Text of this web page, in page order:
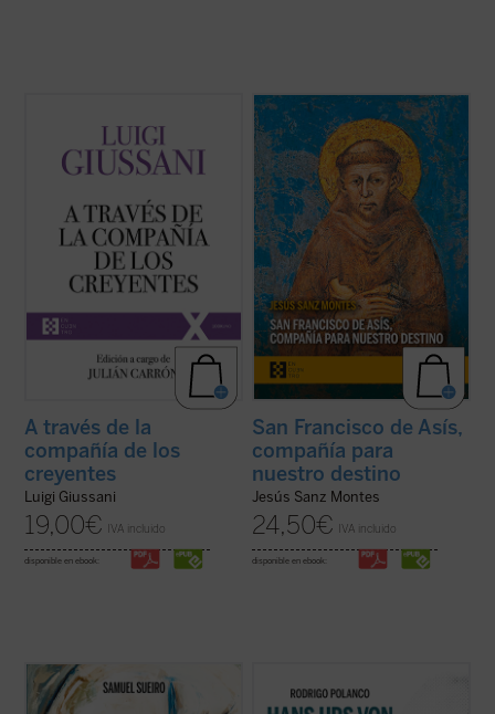
es el quinto volumen de la serie dedicada a
las intervenciones realizadas por don Luigi
Giussani durante los Ejercicios espirituales
de la Fraternidad de Comunión y Liberación
A través de la
compañía de los
creyentes
Luigi Giussani
19,00€ IVA incluido
disponible en ebook:
La de san Francisco de Asís es una de las
historias de santidad más enraizadas en el
Evangelio, generando en su familia
espiritual todos los registros de una
santidad encarnada en el tiempo de cada
época. «El autor hace un regalo de lúcida ...
(ver ficha)
San Francisco de Asís,
compañía para
nuestro destino
Jesús Sanz Montes
24,50€ IVA incluido
disponible en ebook:
Antes que una cuestión relativa a la
teología de la historia o a la eclesiología, el
problema dogmático detectado por Henri
pensamiento teológico de von Balthasar a
partir de suTrilogía (Gloria, Teodramática